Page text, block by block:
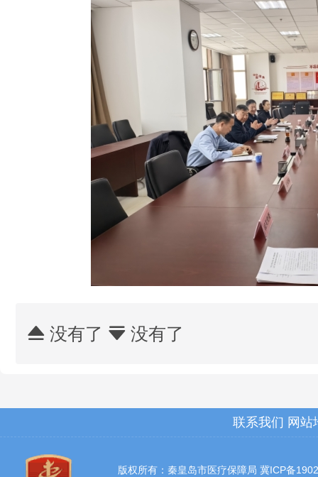
 没有了  没有了
联系我们 网站
版权所有：秦皇岛市医疗保障局 冀ICP备